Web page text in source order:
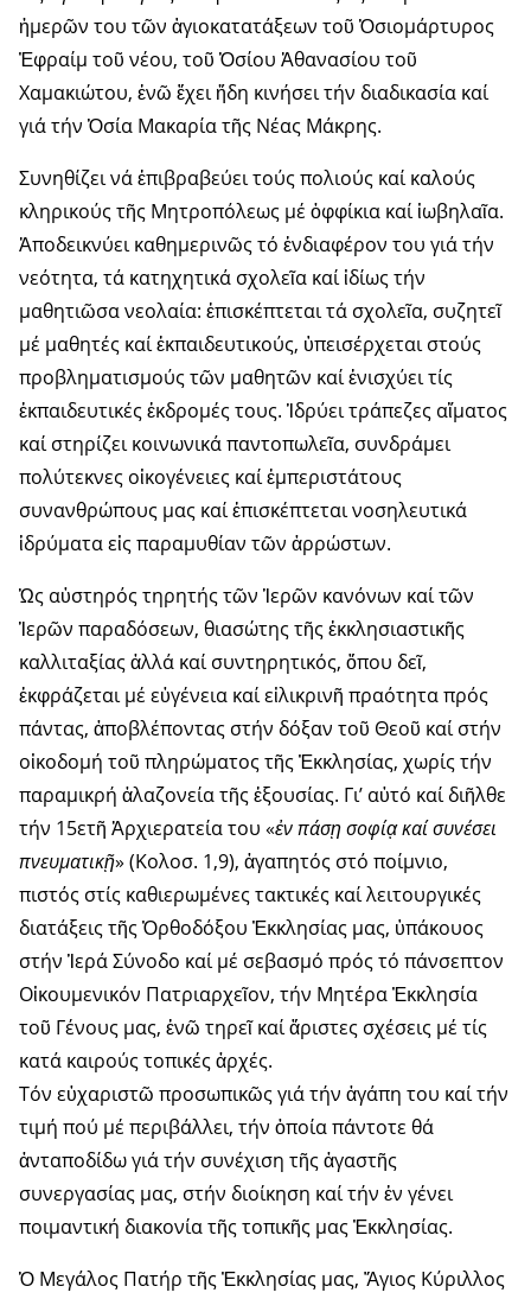
ἡμερῶν του τῶν ἁγιοκατατάξεων τοῦ Ὁσιομάρτυρος
Ἐφραίμ τοῦ νέου, τοῦ Ὁσίου Ἀθανασίου τοῦ
Χαμακιώτου, ἐνῶ ἔχει ἤδη κινήσει τήν διαδικασία καί
γιά τήν Ὁσία Μακαρία τῆς Νέας Μάκρης.
Συνηθίζει νά ἐπιβραβεύει τούς πολιούς καί καλούς
κληρικούς τῆς Μητροπόλεως μέ ὀφφίκια καί ἰωβηλαῖα.
Ἀποδεικνύει καθημερινῶς τό ἐνδιαφέρον του γιά τήν
νεότητα, τά κατηχητικά σχολεῖα καί ἰδίως τήν
μαθητιῶσα νεολαία: ἐπισκέπτεται τά σχολεῖα, συζητεῖ
μέ μαθητές καί ἐκπαιδευτικούς, ὑπεισέρχεται στούς
προβληματισμούς τῶν μαθητῶν καί ἐνισχύει τίς
ἐκπαιδευτικές ἐκδρομές τους. Ἱδρύει τράπεζες αἵματος
καί στηρίζει κοινωνικά παντοπωλεῖα, συνδράμει
πολύτεκνες οἰκογένειες καί ἐμπεριστάτους
συνανθρώπους μας καί ἐπισκέπτεται νοσηλευτικά
ἱδρύματα εἰς παραμυθίαν τῶν ἀρρώστων.
Ὡς αὐστηρός τηρητής τῶν Ἱερῶν κανόνων καί τῶν
Ἱερῶν παραδόσεων, θιασώτης τῆς ἐκκλησιαστικῆς
καλλιταξίας ἀλλά καί συντηρητικός, ὅπου δεῖ,
ἐκφράζεται μέ εὐγένεια καί εἰλικρινῆ πραότητα πρός
πάντας, ἀποβλέποντας στήν δόξαν τοῦ Θεοῦ καί στήν
οἰκοδομή τοῦ πληρώματος τῆς Ἐκκλησίας, χωρίς τήν
παραμικρή ἀλαζονεία τῆς ἐξουσίας. Γι’ αὐτό καί διῆλθε
τήν 15ετῆ Ἀρχιερατεία του «ἐν πάσῃσοφίᾳκαί συνέσει
πνευματικῇ» (Κολοσ. 1,9), ἀγαπητός στό ποίμνιο,
πιστός στίς καθιερωμένες τακτικές καί λειτουργικές
διατάξεις τῆς Ὀρθοδόξου Ἐκκλησίας μας, ὑπάκουος
στήν Ἱερά Σύνοδο καί μέ σεβασμό πρός τό πάνσεπτον
Οἰκουμενικόν Πατριαρχεῖον, τήν Μητέρα Ἐκκλησία
τοῦ Γένους μας, ἐνῶ τηρεῖ καί ἄριστες σχέσεις μέ τίς
κατά καιρούς τοπικές ἀρχές.
Τόν εὐχαριστῶ προσωπικῶς γιά τήν ἀγάπη του καί τήν
τιμή πού μέ περιβάλλει, τήν ὁποία πάντοτε θά
ἀνταποδίδω γιά τήν συνέχιση τῆς ἀγαστῆς
συνεργασίας μας, στήν διοίκηση καί τήν ἐν γένει
ποιμαντική διακονία τῆς τοπικῆς μας Ἐκκλησίας.
Ὁ Μεγάλος Πατήρ τῆς Ἐκκλησίας μας, Ἅγιος Κύριλλος